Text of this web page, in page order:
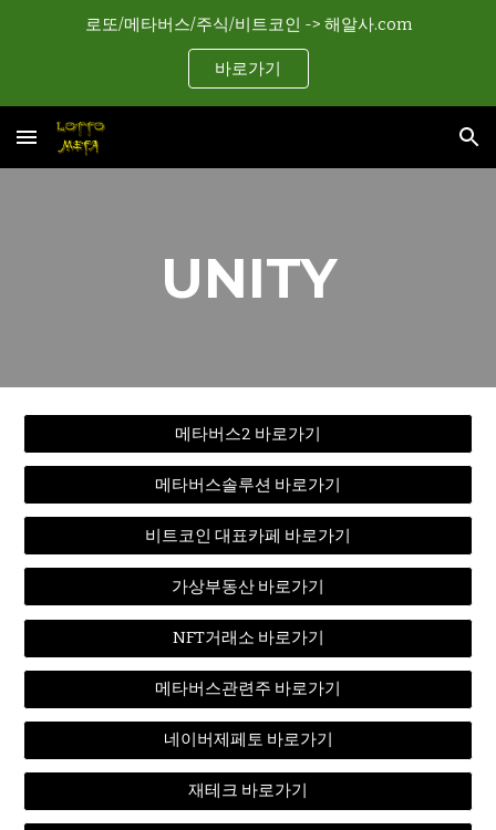
로또/메타버스/주식/비트코인 -> 해알사.com
바로가기
UNITY
메타버스2 바로가기
메타버스솔루션 바로가기
비트코인 대표카페 바로가기
가상부동산 바로가기
NFT거래소 바로가기
메타버스관련주 바로가기
네이버제페토 바로가기
재테크 바로가기